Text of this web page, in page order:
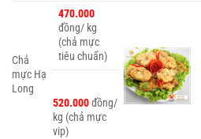
Chả
mực Hạ
Long
470.000
đồng/ kg
(chả mực
tiêu chuẩn)
520.000đồng/
kg (chả mực
vip)